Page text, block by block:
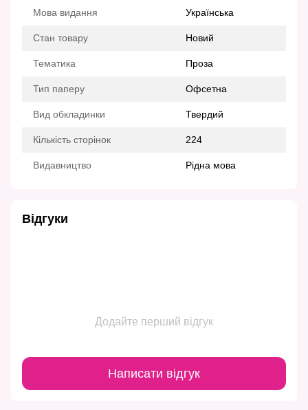
Мова видання Українська
Стан товару Новий
Тематика Проза
Тип паперу Офсетна
Вид обкладинки Твердий
Кількість сторінок 224
Видавництво Рідна мова
Відгуки
Додайте перший відгук
Написати відгук